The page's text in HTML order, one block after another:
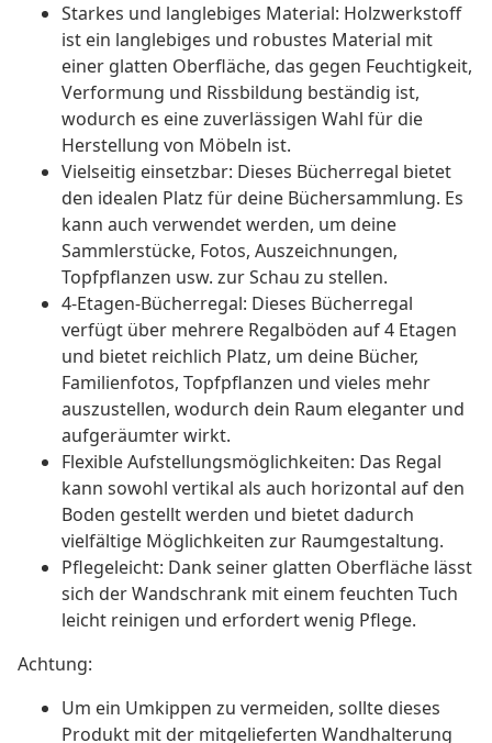
Starkes und langlebiges Material: Holzwerkstoff
ist ein langlebiges und robustes Material mit
einer glatten Oberfläche, das gegen Feuchtigkeit,
Verformung und Rissbildung beständig ist,
wodurch es eine zuverlässigen Wahl für die
Herstellung von Möbeln ist.
Vielseitig einsetzbar: Dieses Bücherregal bietet
den idealen Platz für deine Büchersammlung. Es
kann auch verwendet werden, um deine
Sammlerstücke, Fotos, Auszeichnungen,
Topfpflanzen usw. zur Schau zu stellen.
4-Etagen-Bücherregal: Dieses Bücherregal
verfügt über mehrere Regalböden auf 4 Etagen
und bietet reichlich Platz, um deine Bücher,
Familienfotos, Topfpflanzen und vieles mehr
auszustellen, wodurch dein Raum eleganter und
aufgeräumter wirkt.
Flexible Aufstellungsmöglichkeiten: Das Regal
kann sowohl vertikal als auch horizontal auf den
Boden gestellt werden und bietet dadurch
vielfältige Möglichkeiten zur Raumgestaltung.
Pflegeleicht: Dank seiner glatten Oberfläche lässt
sich der Wandschrank mit einem feuchten Tuch
leicht reinigen und erfordert wenig Pflege.
Achtung:
Um ein Umkippen zu vermeiden, sollte dieses
Produkt mit der mitgelieferten Wandhalterung